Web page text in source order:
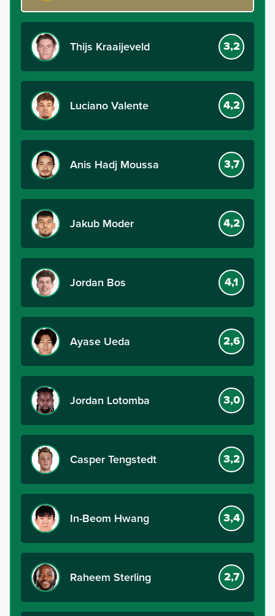
Thijs Kraaijeveld 3,2
Luciano Valente 4,2
Anis Hadj Moussa 3,7
Jakub Moder 4,2
Jordan Bos 4,1
Ayase Ueda 2,6
Jordan Lotomba 3,0
Casper Tengstedt 3,2
In-Beom Hwang 3,4
Raheem Sterling 2,7